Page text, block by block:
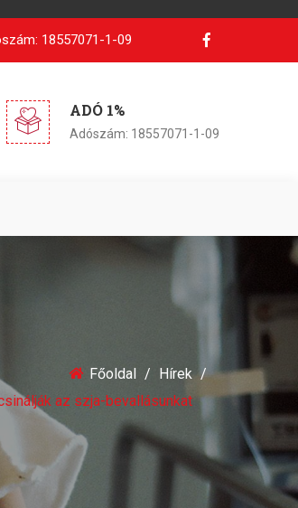
18557071-1-09
ADÓ 1%
Adószám: 18557071-1-09
Főoldal
Hírek
az szja-bevallásunkat